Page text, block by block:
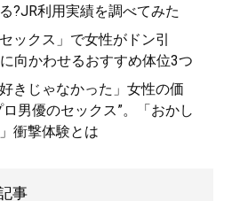
?JR利用実績を調べてみた
ックス」で女性がドン引
向かわせるおすすめ体位3つ
きじゃなかった」女性の価
男優のセックス”。「おかし
衝撃体験とは
事